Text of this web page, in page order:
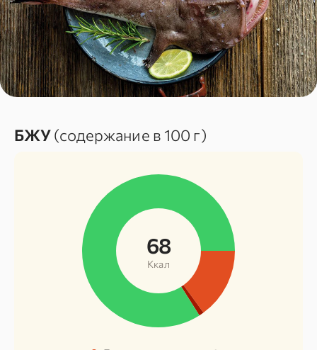
БЖУ(содержание в 100 г)
68
Ккал